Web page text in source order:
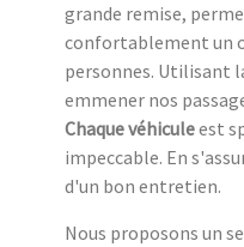
grande remise,
confortablement un
personnes. Utilisant
emmener nos
Chaque véhiculeest
impeccable. En
d'un bon entretien.
Nous proposons un